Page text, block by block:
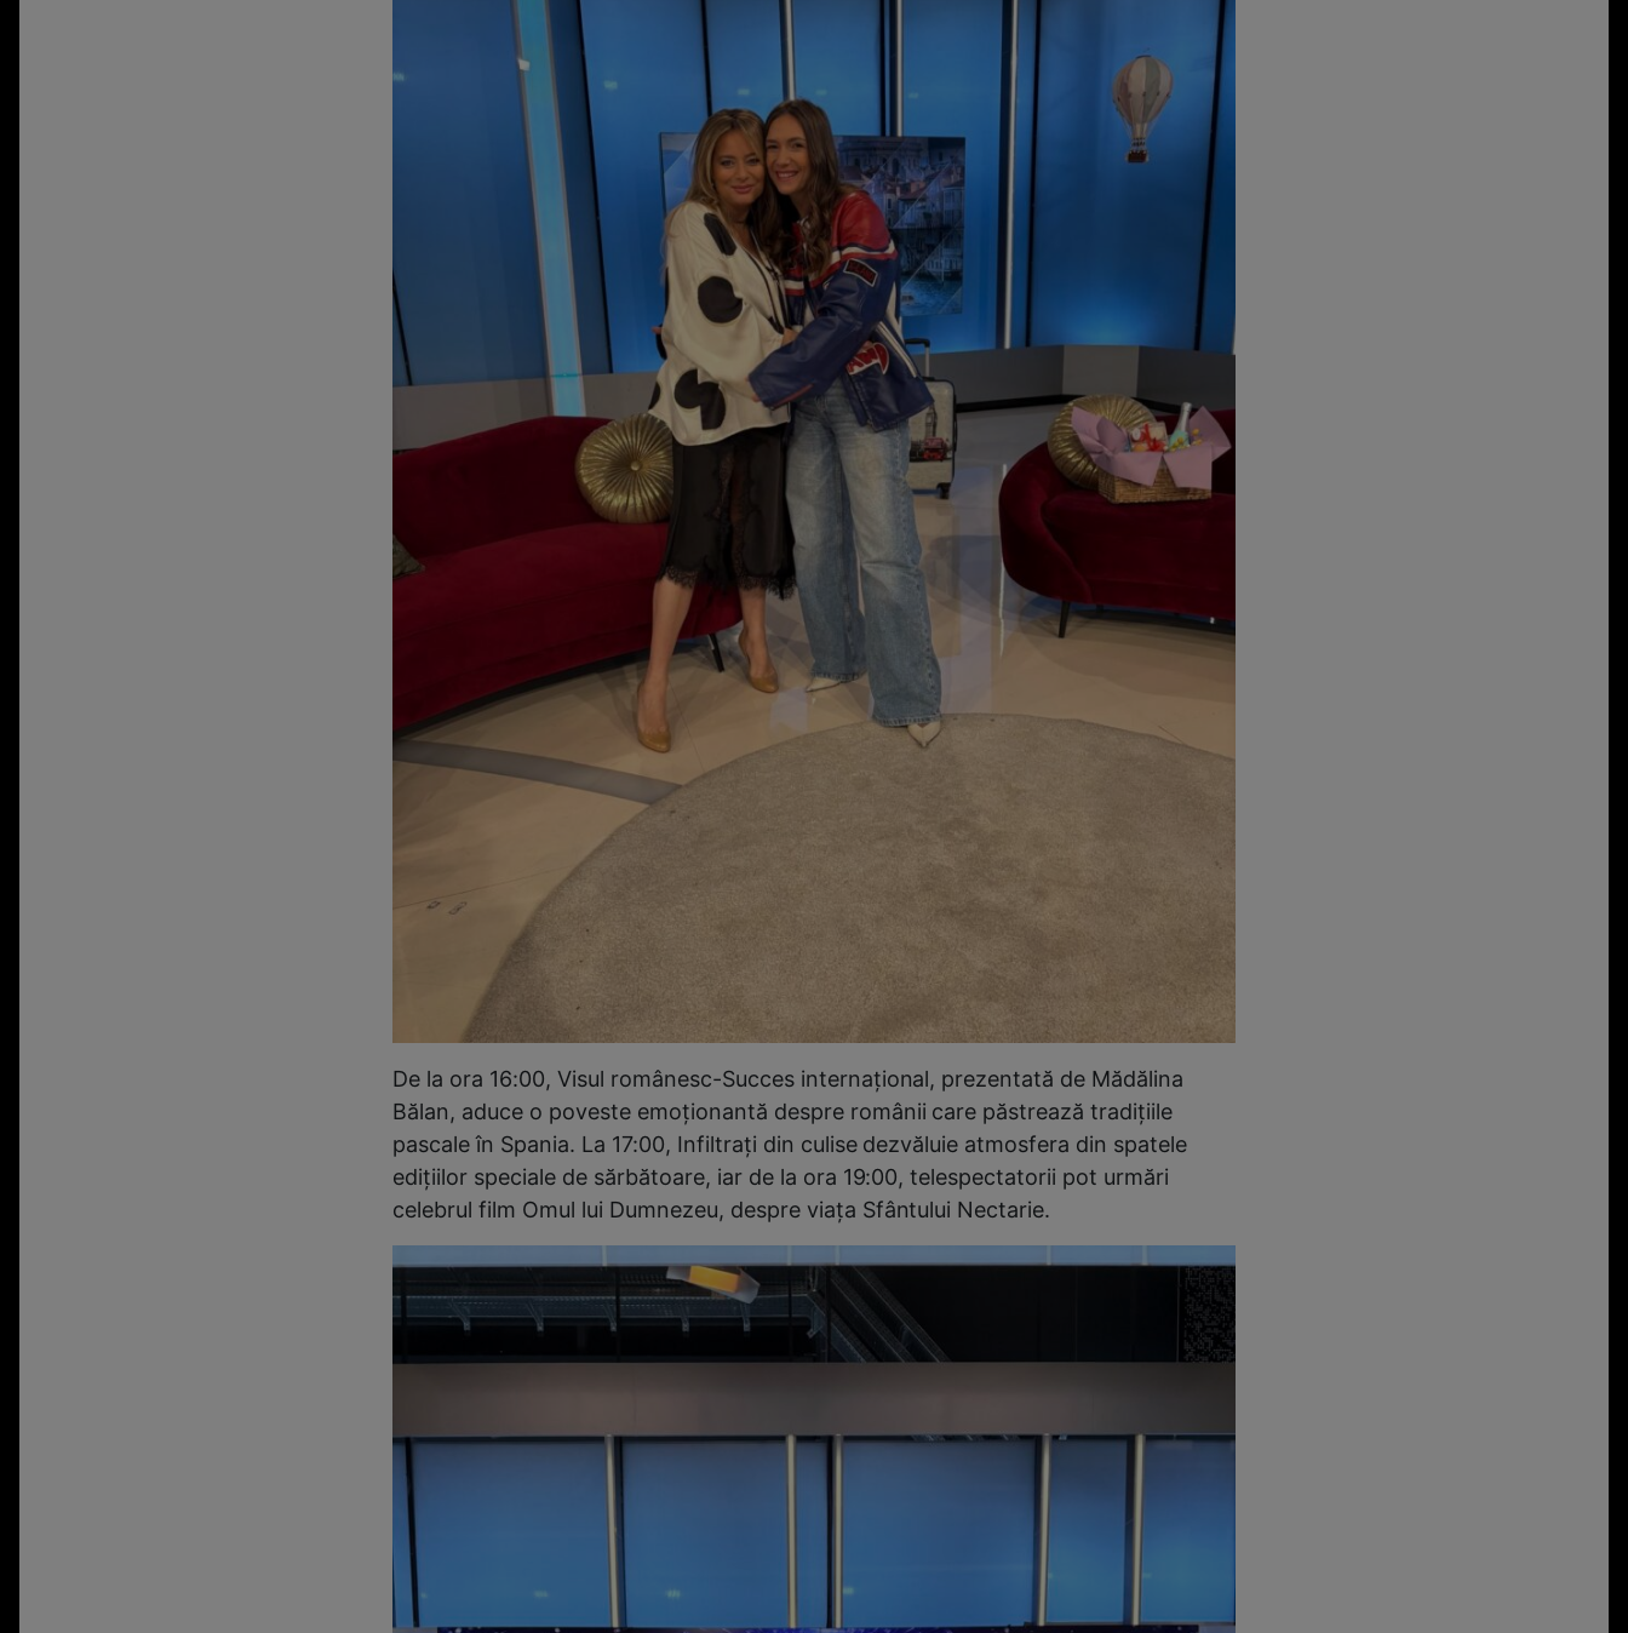
De la ora 16:00, Visul românesc-Succes internațional, prezentată de Mădălina
Bălan, aduce o poveste emoționantă despre românii care păstrează tradițiile
pascale în Spania. La 17:00, Infiltrați din culise dezvăluie atmosfera din spatele
edițiilor speciale de sărbătoare, iar de la ora 19:00, telespectatorii pot urmări
celebrul film Omul lui Dumnezeu, despre viaţa Sfântului Nectarie.